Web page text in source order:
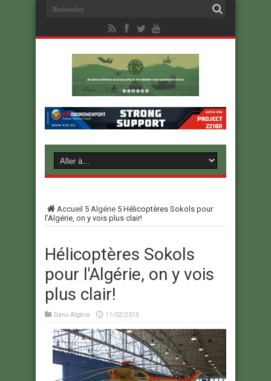
Accueil 5 Algérie 5 Hélicoptères Sokols pour
l'Algérie, on y vois plus clair!
Hélicoptères Sokols
pour l'Algérie, on y vois
plus clair!
Dans Algérie 11/02/2013